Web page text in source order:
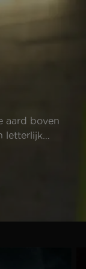
aard boven
letterlijk